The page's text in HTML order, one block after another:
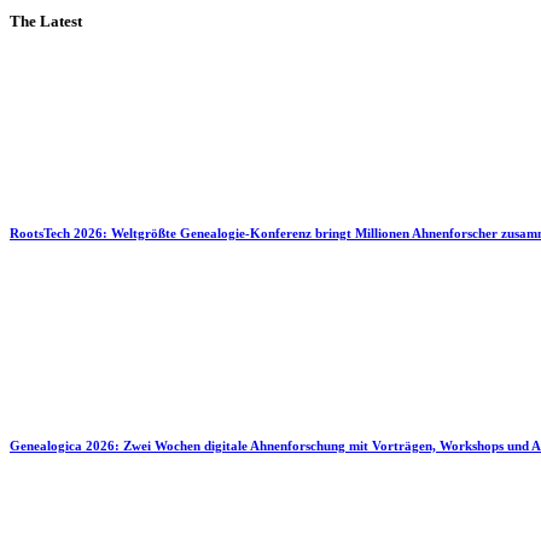
The Latest
RootsTech 2026: Weltgrößte Genealogie-Konferenz bringt Millionen Ahnenforscher
Genealogica 2026: Zwei Wochen digitale Ahnenforschung mit Vorträgen, Workshops und